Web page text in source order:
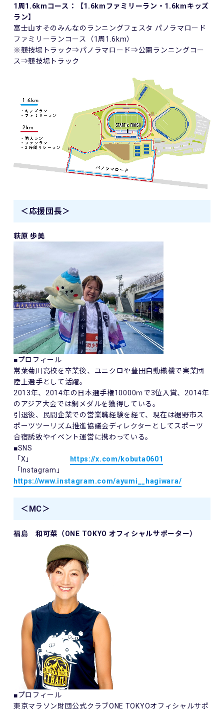
1周1.6kmコース：【1.6kmファミリーラン・ 1.6kmキッズ
ラン】
富士山すそのみんなのランニングフェスタ パノラマロード
ファミリーランコース（1周1.6km）
※競技場トラック⇒パノラマロード⇒公園ランニングコー
ス⇒競技場トラック
＜応援団長＞
萩原 歩美
■プロフィール
常葉菊川高校を卒業後、ユニクロや豊田自動織機で実業団
陸上選手として活躍。
2013年、2014年の日本選手権10000ｍで3位入賞、2014年
のアジア大会では銅メダルを獲得している。
引退後、民間企業での営業職経験を経て、現在は裾野市ス
ポーツツーリズム推進協議会ディレクターとしてスポーツ
合宿誘致やイベント運営に携わっている。
■SNS
「X」
https://x.com/kobuta0601
「Instagram」
https://www.instagram.com/ayumi__hagiwara/
＜MC＞
福島 和可菜（ONE TOKYO オフィシャルサポーター）
■プロフィール
東京マラソン財団公式クラブONE TOKYOオフィシャルサポ